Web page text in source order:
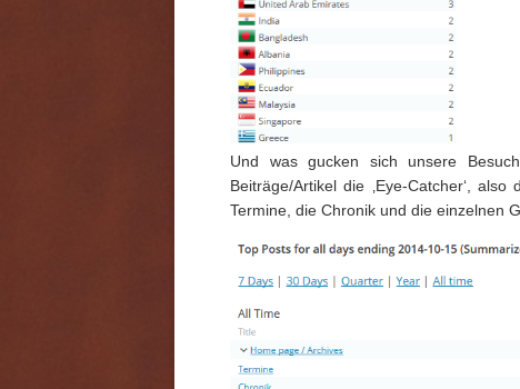
Und was gucken sich unsere
Beiträge/Artikel die ‚Eye-Catcher‘,
Termine, die Chronik und die einzelnen